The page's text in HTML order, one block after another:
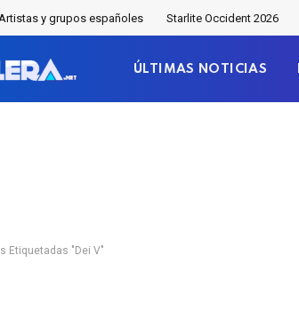
Artistas y grupos españoles Starlite Occident 2026
ÚLTIMAS NOTICIAS
Etiquetadas "Dei V"